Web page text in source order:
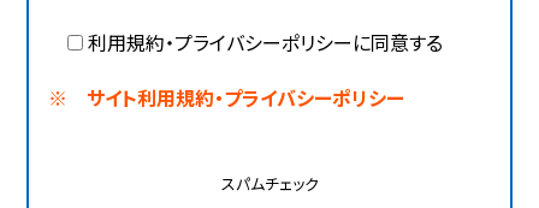
利用規約・プライバシーポリシーに同意する
※ サイト利用規約・プライバシーポリシー
スパムチェック